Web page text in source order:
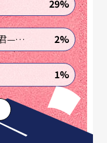
时间的迫近，以新
的掌声中，身穿凤
的男生，于微高起
生的活跃与刚健，
娘再次站定于主区
29%
《转生到异世界成为嘉庆君—发现我的祖先是诈骗集团!?》 2%
1%